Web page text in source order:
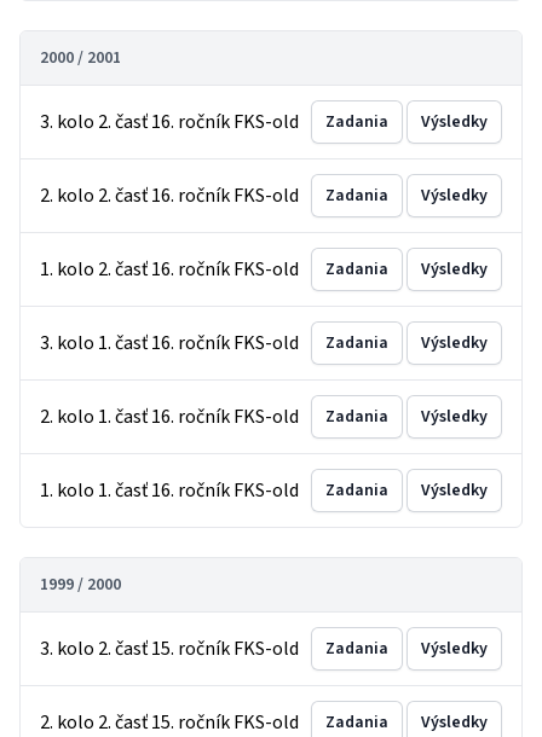
2000 / 2001
3. kolo 2. časť 16. ročník FKS-old Zadania Výsledky
2. kolo 2. časť 16. ročník FKS-old Zadania Výsledky
1. kolo 2. časť 16. ročník FKS-old Zadania Výsledky
3. kolo 1. časť 16. ročník FKS-old Zadania Výsledky
2. kolo 1. časť 16. ročník FKS-old Zadania Výsledky
1. kolo 1. časť 16. ročník FKS-old Zadania Výsledky
1999 / 2000
3. kolo 2. časť 15. ročník FKS-old Zadania Výsledky
2. kolo 2. časť 15. ročník FKS-old Zadania Výsledky